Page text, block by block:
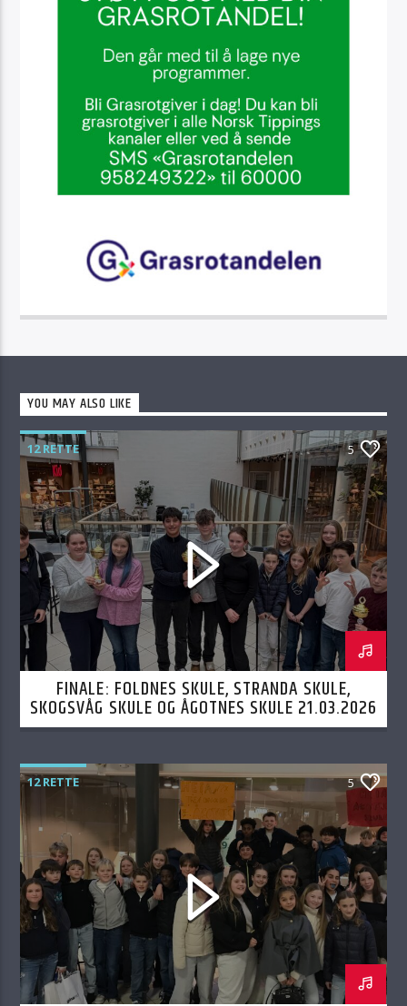
YOU MAY ALSO LIKE
12 RETTE 5
FINALE: FOLDNES SKULE, STRANDA SKULE,
SKOGSVÅG SKULE OG ÅGOTNES SKULE 21.03.2026
12 RETTE 5